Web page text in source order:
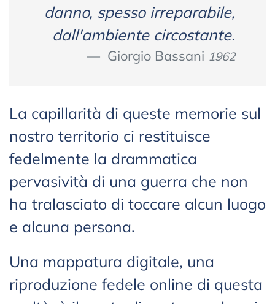
danno, spesso irreparabile,
dall'ambiente circostante.
Giorgio Bassani 1962
La capillarità di queste memorie sul
nostro territorio ci restituisce
fedelmente la drammatica
pervasività di una guerra che non
ha tralasciato di toccare alcun luogo
e alcuna persona.
Una mappatura digitale, una
riproduzione fedele online di questa